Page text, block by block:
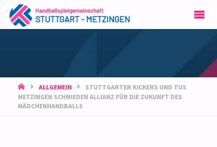
STARTALLGEMEIN
STUTTGARTER KICKERS UND TUS
METZINGEN SCHMIEDEN ALLIANZ FÜR DIE ZUKUNFT DES
MÄDCHENHANDBALLS